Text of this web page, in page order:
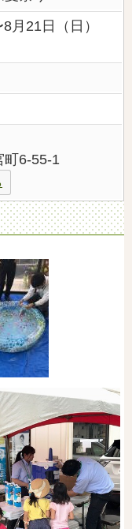
月21日（日）
町6-55-1